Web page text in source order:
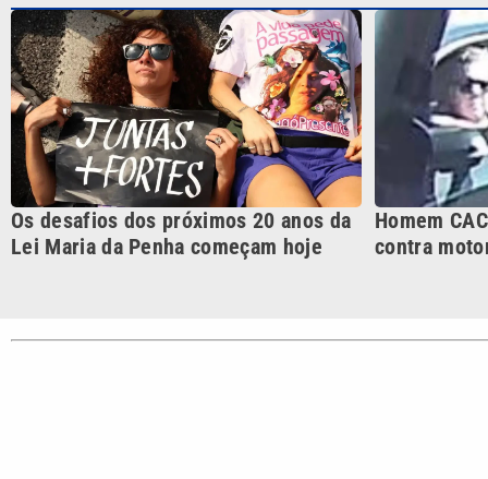
VTV é afiliada do SBT na
Região Metropolitana de
CATEGORIAS
Cotidiano
Polícia